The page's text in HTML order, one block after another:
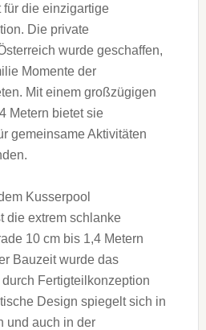
die einzigartige
Die private
wurde geschaffen,
Momente der
Mit einem großzügigen
Metern bietet sie
gemeinsame Aktivitäten
Kusserpool
die extrem schlanke
10 cm bis 1,4 Metern
Bauzeit wurde das
Fertigteilkonzeption
Design spiegelt sich in
und auch in der